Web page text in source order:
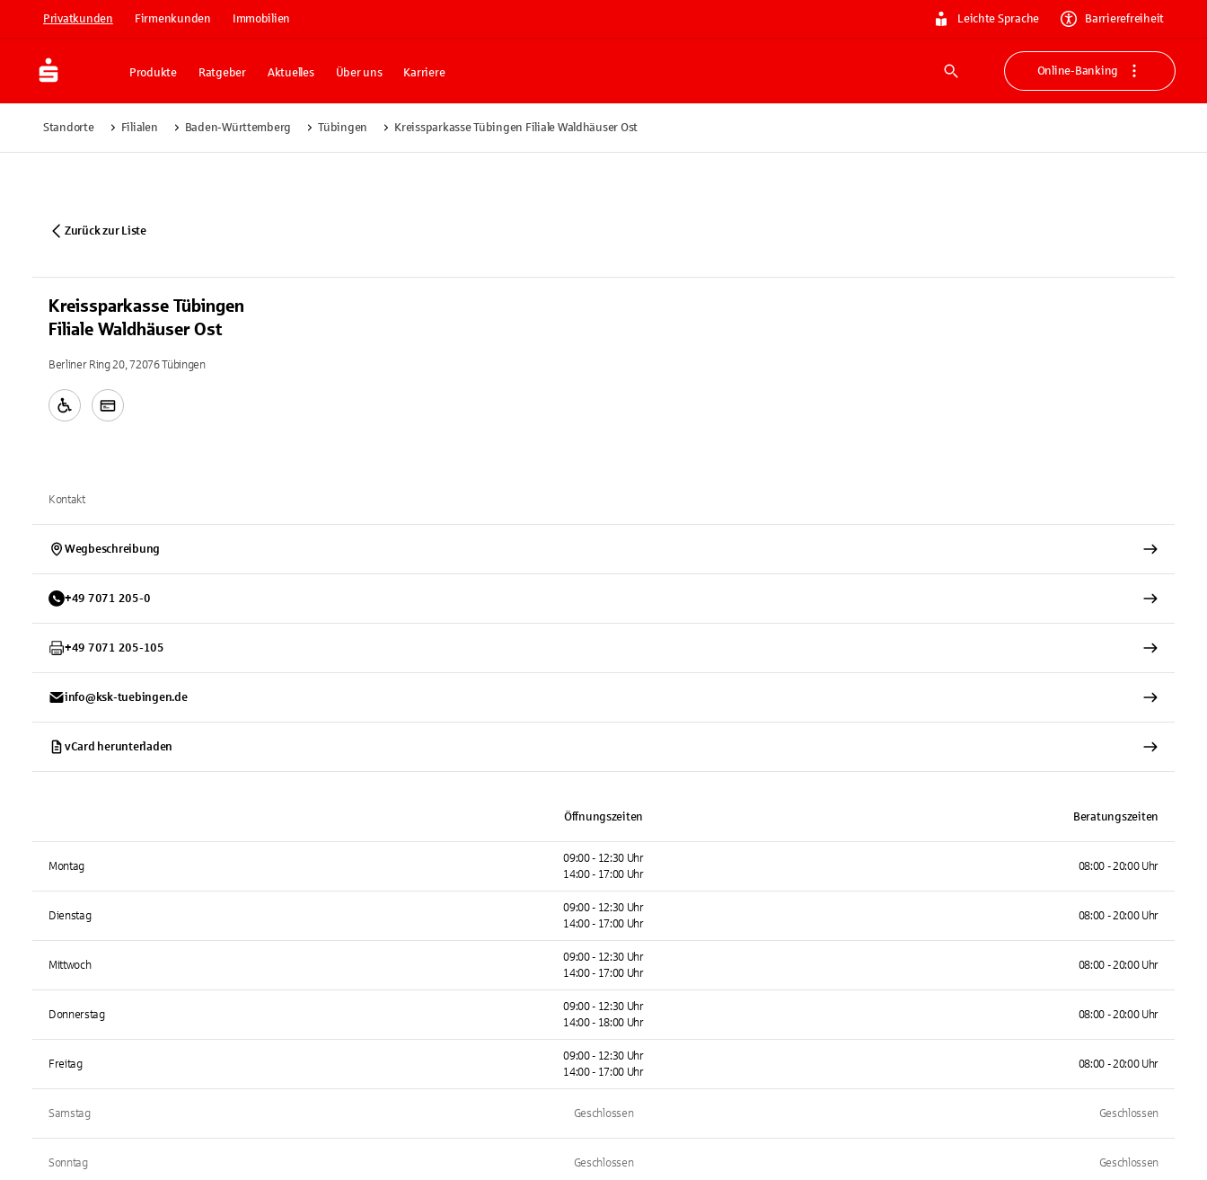
Privatkunden Firmenkunden Immobilien Leichte Sprache Barrierefreiheit
Produkte Ratgeber Aktuelles Über uns Karriere
Suche
Online-Banking
Standorte Filialen Baden-Württemberg Tübingen Kreissparkasse Tübingen Filiale Waldhäuser Ost
Zurück zur Liste
Kreissparkasse Tübingen
Filiale Waldhäuser Ost
Berliner Ring 20, 72076 Tübingen
Kontakt
Wegbeschreibung
+49 7071 205-0
+49 7071 205-105
info@ksk-tuebingen.de
vCard herunterladen
Öffnungszeiten Beratungszeiten
Montag
09:00 - 12:30 Uhr
14:00 - 17:00 Uhr
08:00 - 20:00 Uhr
Dienstag
09:00 - 12:30 Uhr
14:00 - 17:00 Uhr
08:00 - 20:00 Uhr
Mittwoch
09:00 - 12:30 Uhr
14:00 - 17:00 Uhr
08:00 - 20:00 Uhr
Donnerstag
09:00 - 12:30 Uhr
14:00 - 18:00 Uhr
08:00 - 20:00 Uhr
Freitag
09:00 - 12:30 Uhr
14:00 - 17:00 Uhr
08:00 - 20:00 Uhr
Samstag Geschlossen Geschlossen
Sonntag Geschlossen Geschlossen